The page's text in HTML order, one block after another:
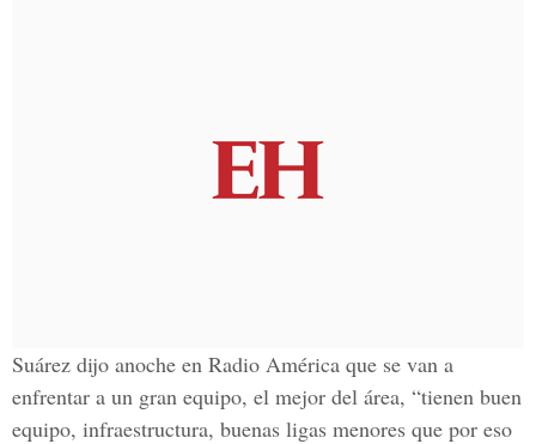
Suárez dijo anoche en Radio América que se van a
enfrentar a un gran equipo, el mejor del área, “tienen buen
equipo, infraestructura, buenas ligas menores que por eso